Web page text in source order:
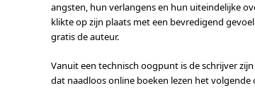
angsten, hun verlangens en hun uiteindelijke
klikte op zijn plaats met een bevredigend
gratis de auteur.
Vanuit een technisch oogpunt is de schrijver
dat naadloos online boeken lezen het